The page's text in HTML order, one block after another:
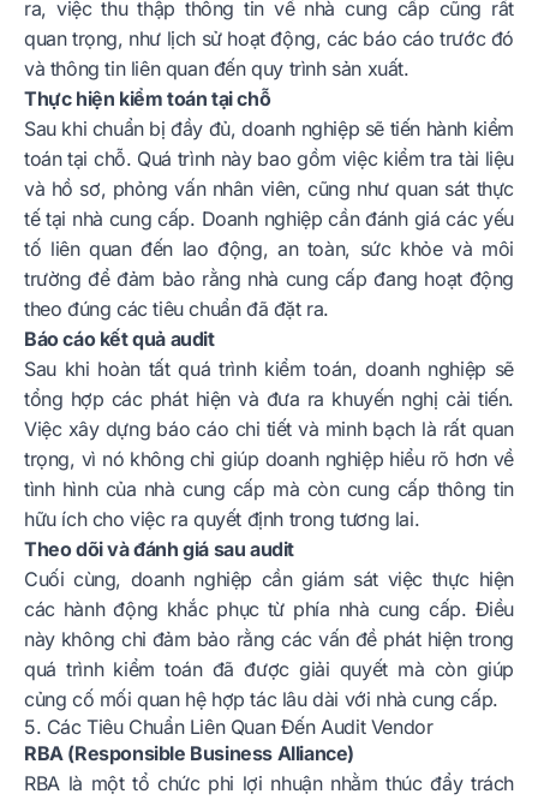
ra, việc thu thập thông tin về nhà cung cấp cũng rất
quan trọng, như lịch sử hoạt động, các báo cáo trước đó
và thông tin liên quan đến quy trình sản xuất.
Thực hiện kiểm toán tại chỗ
Sau khi chuẩn bị đầy đủ, doanh nghiệp sẽ tiến hành kiểm
toán tại chỗ. Quá trình này bao gồm việc kiểm tra tài liệu
và hồ sơ, phỏng vấn nhân viên, cũng như quan sát thực
tế tại nhà cung cấp. Doanh nghiệp cần đánh giá các yếu
tố liên quan đến lao động, an toàn, sức khỏe và môi
trường để đảm bảo rằng nhà cung cấp đang hoạt động
theo đúng các tiêu chuẩn đã đặt ra.
Báo cáo kết quả audit
Sau khi hoàn tất quá trình kiểm toán, doanh nghiệp sẽ
tổng hợp các phát hiện và đưa ra khuyến nghị cải tiến.
Việc xây dựng báo cáo chi tiết và minh bạch là rất quan
trọng, vì nó không chỉ giúp doanh nghiệp hiểu rõ hơn về
tình hình của nhà cung cấp mà còn cung cấp thông tin
hữu ích cho việc ra quyết định trong tương lai.
Theo dõi và đánh giá sau audit
Cuối cùng, doanh nghiệp cần giám sát việc thực hiện
các hành động khắc phục từ phía nhà cung cấp. Điều
này không chỉ đảm bảo rằng các vấn đề phát hiện trong
quá trình kiểm toán đã được giải quyết mà còn giúp
củng cố mối quan hệ hợp tác lâu dài với nhà cung cấp.
5. Các Tiêu Chuẩn Liên Quan Đến Audit Vendor
RBA (Responsible Business Alliance)
RBA là một tổ chức phi lợi nhuận nhằm thúc đẩy trách